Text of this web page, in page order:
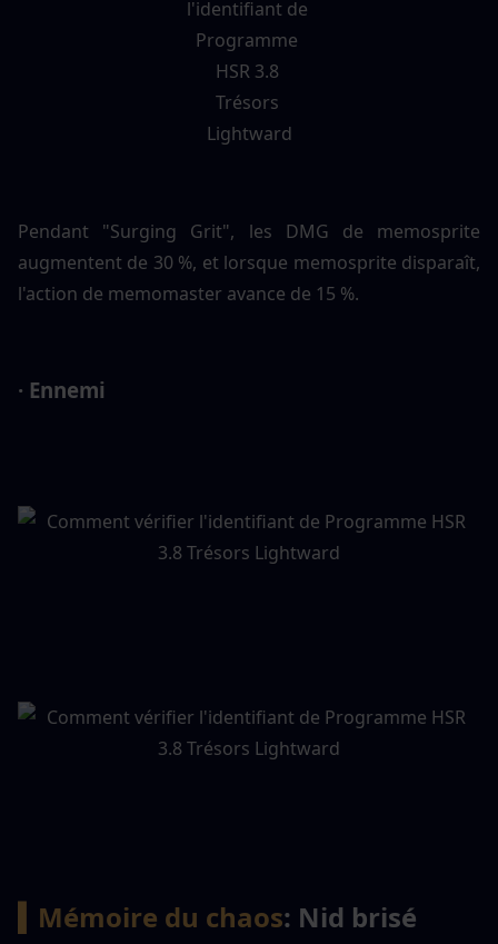
Pendant "Surging Grit", les DMG de memosprite
augmentent de 30 %, et lorsque memosprite disparaît,
l'action de memomaster avance de 15 %.
· Ennemi
▍Mémoire du chaos: Nid brisé